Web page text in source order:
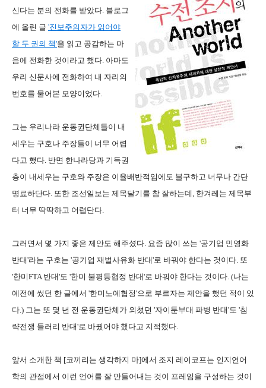
신다는 분의 전화를 받았다. 블로그
에 올린 글 '진보주의자가 읽어야
할 두 권의 책'을 읽고 공감하는 마
음에 전화한 것이라고 했다. 아마도
우리 신문사에 전화하여 내 자리의
번호를 물어본 모양이었다.
그는 우리나라 운동권단체들이 내
세우는 구호나 주장들이 너무 어렵
다고 했다. 반면 한나라당과 기득권
층이 내세우는 구호와 주장은 이율배반적임에도 불구하고 너무나 간단
명료하단다. 또한 조선일보는 제목달기를 참 잘하는데, 한겨레는 제목부
터 너무 딱딱하고 어렵단다.
그러면서 몇 가지 좋은 제안도 해주셨다. 요즘 많이 쓰는 '공기업 민영화
반대'라는 구호는 '공기업 재벌사유화 반대'로 바꿔야 한다는 것이다. 또
'한미FTA 반대'도 '한미 불평등협정 반대'로 바꿔야 한다는 것이다. (나는
예전에 썼던 한 글에서 '한미노예협정'으로 부르자는 제안을 했던 적이 있
다.) 그는 또 몇 년 전 운동권단체가 외쳤던 '자이툰부대 파병 반대'도 '침
략전쟁 들러리 반대'로 바꿨어야 했다고 지적했다.
앞서 소개한 책 [코끼리는 생각하지 마]에서 조지 레이코프는 인지언어
학의 관점에서 이런 언어를 잘 만들어내는 것이 프레임을 구성하는 것이